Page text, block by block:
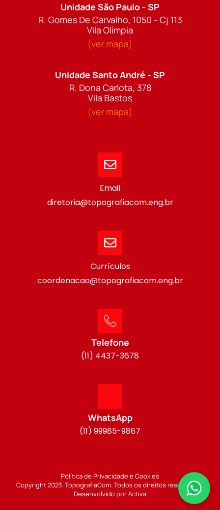
Unidade São Paulo - SP
R. Gomes De Carvalho, 1050 - Cj 113
Vila Olímpia
(ver mapa)
Unidade Santo André - SP
R. Dona Carlota, 378
Vila Bastos
(ver mapa)
Email
diretoria@topografiacom.eng.br
Currículos
coordenacao@topografiacom.eng.br
Telefone
(11) 4437-3678
WhatsApp
(11) 99985-9867
Política de Privacidade e Cookies
Copyright 2023. TopografiaCom. Todos os direitos reservados.
Desenvolvido por Activa